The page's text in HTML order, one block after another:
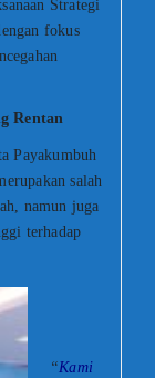
Strategi
fokus
Rentan
Payakumbuh
salah
namun juga
terhadap
“Kami